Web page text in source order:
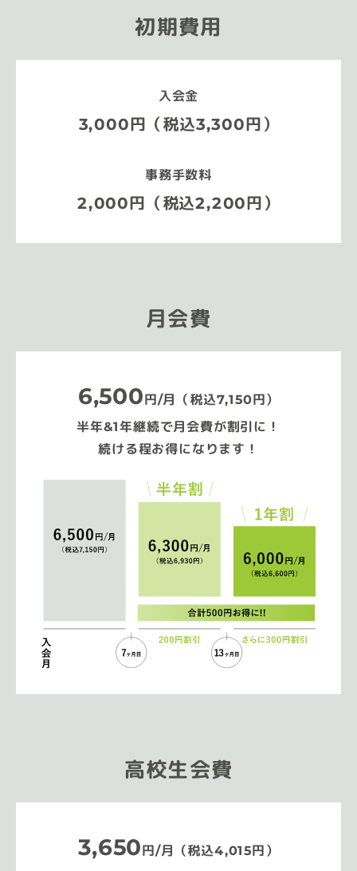
初期費用
入会金
3,000円（税込3,300円）
事務手数料
2,000円（税込2,200円）
月会費
6,500円/月（税込7,150円）
半年&1年継続で月会費が割引に！
続ける程お得になります！
高校生会費
3,650 円/月（税込4,015円）